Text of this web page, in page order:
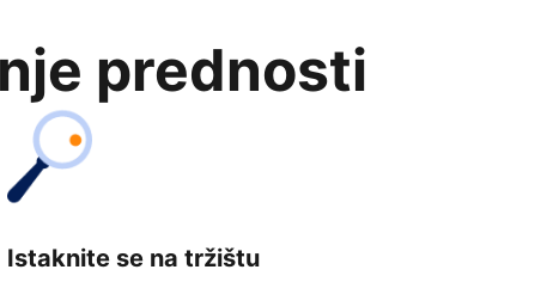
prednosti
Istaknite se na tržištu